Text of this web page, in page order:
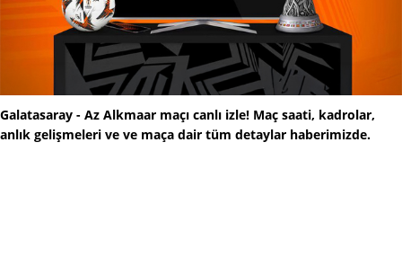
Galatasaray - Az Alkmaar maçı canlı izle! Maç saati, kadrolar,
anlık gelişmeleri ve ve maça dair tüm detaylar haberimizde.